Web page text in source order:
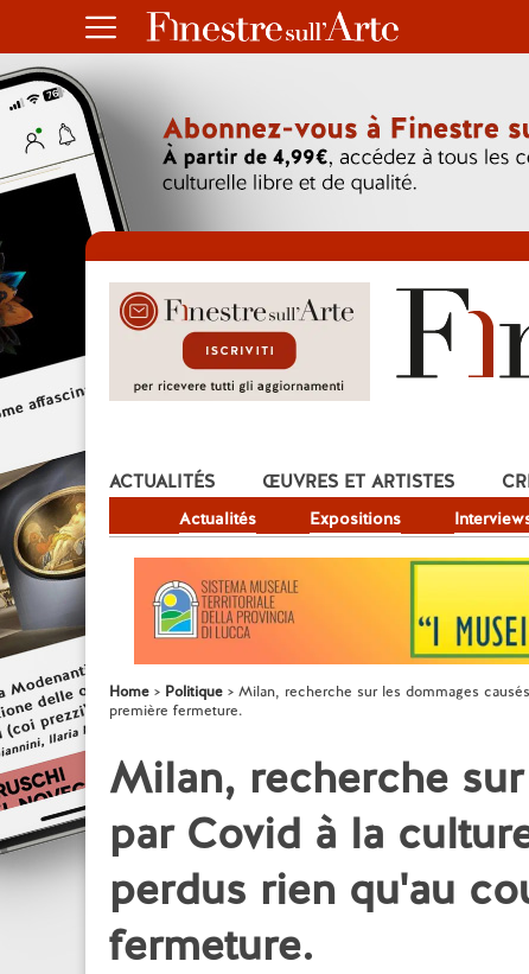
ACTUALITÉS
Actualités Expositions
ŒUVRES ET ARTISTES
Home Politique
Milan, recherche sur les dommages
première fermeture.
Milan, recherche
par Covid à la
perdus rien qu'au
fermeture.